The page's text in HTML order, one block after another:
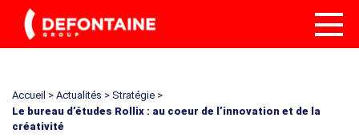
Accueil > Actualités > Stratégie >
Le bureau d’études Rollix : au coeur de l’innovation et de la
créativité